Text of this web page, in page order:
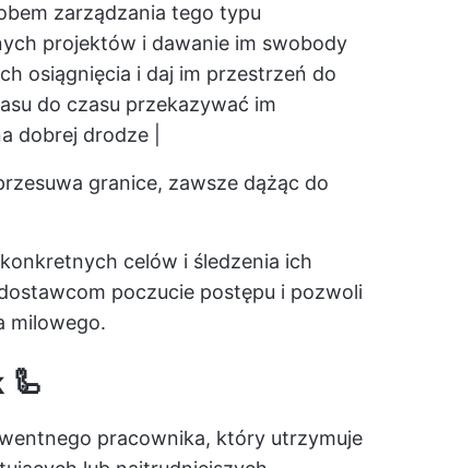
zarządzania tego typu
projektów i dawanie im swobody
osiągnięcia i daj im przestrzeń do
do czasu przekazywać im
dobrej drodze |
granice, zawsze dążąc do
celów i śledzenia ich
poczucie postępu i pozwoli
milowego.
pracownika, który utrzymuje